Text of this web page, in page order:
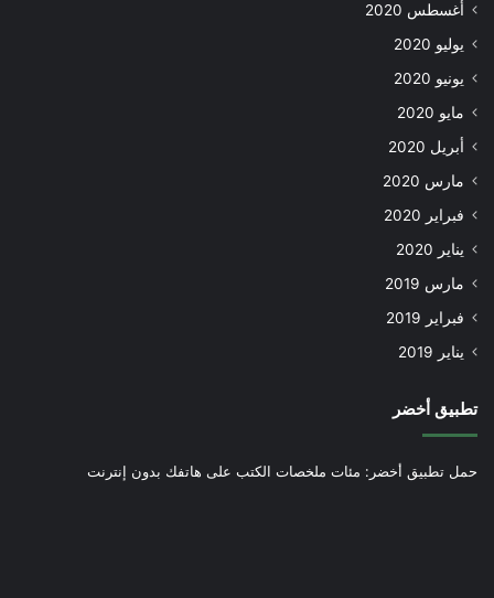
أغسطس 2020
يوليو 2020
يونيو 2020
مايو 2020
أبريل 2020
مارس 2020
فبراير 2020
يناير 2020
مارس 2019
فبراير 2019
يناير 2019
تطبيق أخضر
حمل تطبيق أخضر: مئات ملخصات الكتب على هاتفك بدون إنترنت